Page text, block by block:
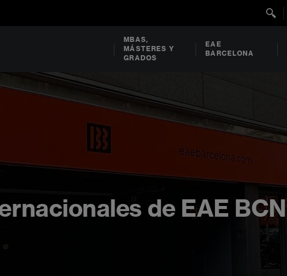
MBAS,
MÁSTERES Y
GRADOS
EAE
BARCELONA
de EAE BCN